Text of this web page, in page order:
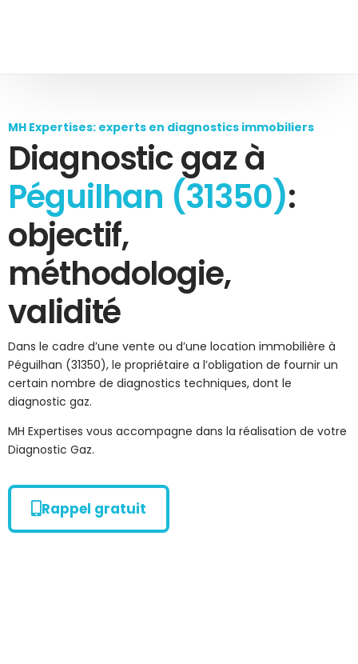
MH Expertises: experts en diagnostics immobiliers
Diagnostic gaz à
Péguilhan (31350):
objectif,
méthodologie,
validité
Dans le cadre d’une vente ou d’une location immobilière à
Péguilhan (31350), le propriétaire a l’obligation de fournir un
certain nombre de diagnostics techniques, dont le
diagnostic gaz.
MH Expertises vous accompagne dans la réalisation de votre
Diagnostic Gaz.
Rappel gratuit